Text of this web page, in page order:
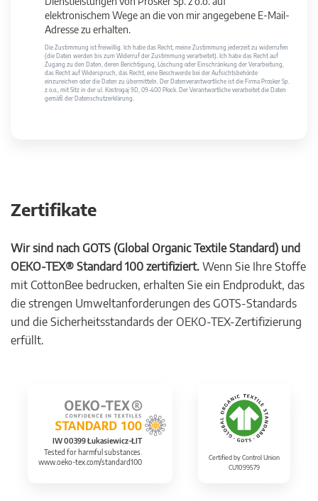
elektronischem Wege an die von mir angegebene E-Mail-
Adresse zu erhalten.
Die Zustimmung ist freiwillig. Ich habe das Recht, meine Zustimmung jederzeit zu widerrufen
(die Daten werden bis zum Widerruf der Zustimmung verarbeitet). Ich habe das Recht auf
Zugang zu den Daten, deren Berichtigung, Löschung oder Einschränkung der Verarbeitung,
das Recht auf Widerspruch, das Recht, eine Beschwerde bei der Aufsichtsbehörde
einzureichen oder die Daten zu übermitteln. Der Datenverantwortliche ist die Firma Prosker Sp.
z o.o., mit Sitz in der ul. Kostrogaj 9D, 09-400 Płock. Der Verantwortliche verarbeitet die Daten
gemäß der Datenschutzerklärung.
Zertifikate
Wir sind nach GOTS (Global Organic Textile Standard) und
OEKO-TEX® Standard 100 zertifiziert. Wenn Sie Ihre Stoffe
mit CottonBee bedrucken, erhalten Sie ein Endprodukt, das
die strengen Umweltanforderungen des GOTS-Standards
und die Sicherheitsstandards der OEKO-TEX-Zertifizierung
erfüllt.
IW 00399 Łukasiewicz-ŁIT
Tested for harmful substances.
www.oeko-tex.com/standard100
Certified by Control Union
CU1099579